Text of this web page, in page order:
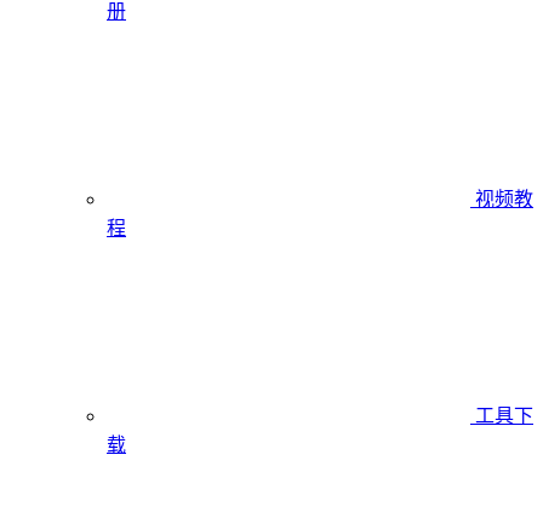
册
视频教
程
工具下
载